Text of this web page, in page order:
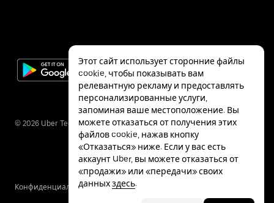
© 2026 Uber Technologies Inc.
КонфиденциальностьСпециальные
Этот сайт использует сторонние файлы
cookie, чтобы показывать вам
релевантную рекламу и предоставлять
персонализированные услуги,
запоминая ваше местоположение. Вы
можете отказаться от получения этих
файлов cookie, нажав кнопку
«Отказаться» ниже. Если у вас есть
аккаунт Uber, вы можете отказаться от
«продажи» или «передачи» своих
данныхздесь.